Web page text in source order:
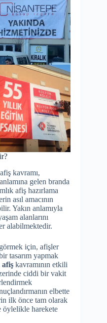
kavramı,
gelen branda
afiş hazırlama
asıl amacının
Yakın anlamıyla
alanlarını
alabilmektedir.
için, afişler
tasarım yapmak
afiş kavramının etkili
ciddi bir vakit
elbette
ilk önce tam olarak
öylelikle harekete